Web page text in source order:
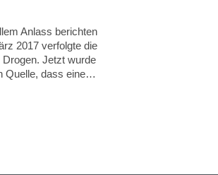
Anlass berichten
2017 verfolgte die
Jetzt wurde
Quelle, dass eine…